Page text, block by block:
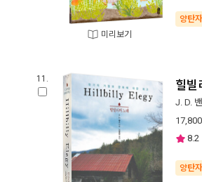
미리보기
양탄
11. 힐빌
J. D.
17,800
8.2
양탄